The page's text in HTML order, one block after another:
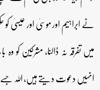
نے ابراہیم اور موسیٰ اور عیسیٰ کو
میں تفرقہ نہ ڈالنا، مشرکین
انہیں دعوت دیتے ہیں، اللہ جسے